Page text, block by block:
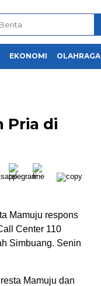
EKONOMI OLAHRAGA
Pria di
Mamuju respons
Center 110
Simbuang. Senin
Mamuju dan